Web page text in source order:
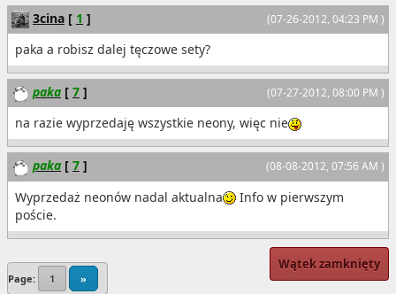
(07-26-2012, 04:23 PM )
3cina [ 1 ]
paka a robisz dalej tęczowe sety?
(07-27-2012, 08:00 PM )
paka [ 7 ]
na razie wyprzedaję wszystkie neony, więc nie
(08-08-2012, 07:56 AM )
paka [ 7 ]
Wyprzedaż neonów nadal aktualna
Info w pierwszym
poście.
Page: 1 »
Wątek zamknięty